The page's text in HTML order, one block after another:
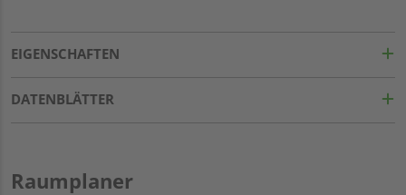
EIGENSCHAFTEN
DATENBLÄTTER
Raumplaner